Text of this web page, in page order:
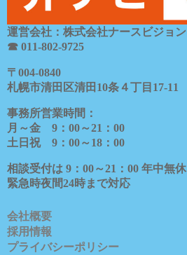
運営会社：株式会社ナースビジョン
☎ 011-802-9725
〒 004-0840
札幌市清田区清田 10条４丁目 17-11
事務所営業時間：
月～金 9 ： 00～21 ： 00
土日祝 9 ： 00～18 ： 00
相談受付は 9 ： 00～21 ： 00 年中無休
緊急時夜間24時まで対応
会社概要
採用情報
プライバシーポリシー